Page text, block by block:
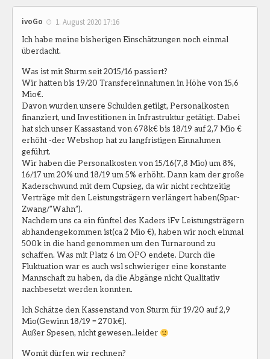
ivoGo 1. August 2020 17:16
Ich habe meine bisherigen Einschätzungen noch einmal
überdacht.
Was ist mit Sturm seit 2015/16 passiert?
Wir hatten bis 19/20 Transfereinnahmen in Höhe von 15,6
Mio€.
Davon wurden unsere Schulden getilgt, Personalkosten
finanziert, und Investitionen in Infrastruktur getätigt. Dabei
hat sich unser Kassastand von 678k€ bis 18/19 auf 2,7 Mio €
erhöht -der Webshop hat zu langfristigen Einnahmen
geführt.
Wir haben die Personalkosten von 15/16(7,8 Mio) um 8%,
16/17 um 20% und 18/19 um 5% erhöht. Dann kam der große
Kaderschwund mit dem Cupsieg, da wir nicht rechtzeitig
Verträge mit den Leistungsträgern verlängert haben(Spar-
Zwang/”Wahn”).
Nachdem uns ca ein fünftel des Kaders iFv Leistungsträgern
abhandengekommen ist(ca 2 Mio €), haben wir noch einmal
500k in die hand genommen um den Turnaround zu
schaffen. Was mit Platz 6 im OPO endete. Durch die
Fluktuation war es auch wsl schwieriger eine konstante
Mannschaft zu haben, da die Abgänge nicht Qualitativ
nachbesetzt werden konnten.
Ich Schätze den Kassenstand von Sturm für 19/20 auf 2,9
Mio(Gewinn 18/19 = 270k€).
Außer Spesen, nicht gewesen..leider
Womit dürfen wir rechnen?